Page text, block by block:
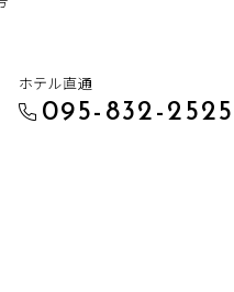
ホテル直通
095-832-2525